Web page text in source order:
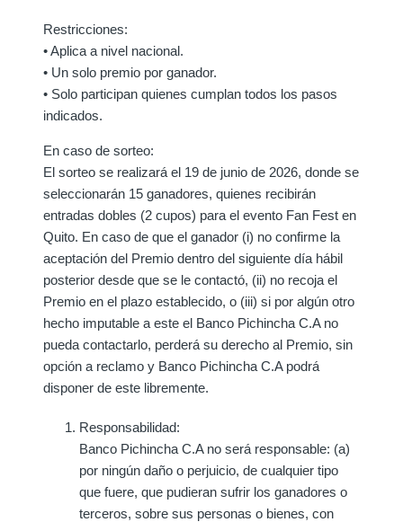
Restricciones:
• Aplica a nivel nacional.
• Un solo premio por ganador.
• Solo participan quienes cumplan todos los pasos
indicados.
En caso de sorteo:
El sorteo se realizará el 19 de junio de 2026, donde se
seleccionarán 15 ganadores, quienes recibirán
entradas dobles (2 cupos) para el evento Fan Fest en
Quito. En caso de que el ganador (i) no confirme la
aceptación del Premio dentro del siguiente día hábil
posterior desde que se le contactó, (ii) no recoja el
Premio en el plazo establecido, o (iii) si por algún otro
hecho imputable a este el Banco Pichincha C.A no
pueda contactarlo, perderá su derecho al Premio, sin
opción a reclamo y Banco Pichincha C.A podrá
disponer de este libremente.
Responsabilidad:
Banco Pichincha C.A no será responsable: (a)
por ningún daño o perjuicio, de cualquier tipo
que fuere, que pudieran sufrir los ganadores o
terceros, sobre sus personas o bienes, con